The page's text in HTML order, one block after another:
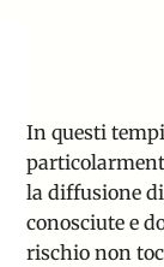
In questi
la diffusione
conosciute e
rischio non